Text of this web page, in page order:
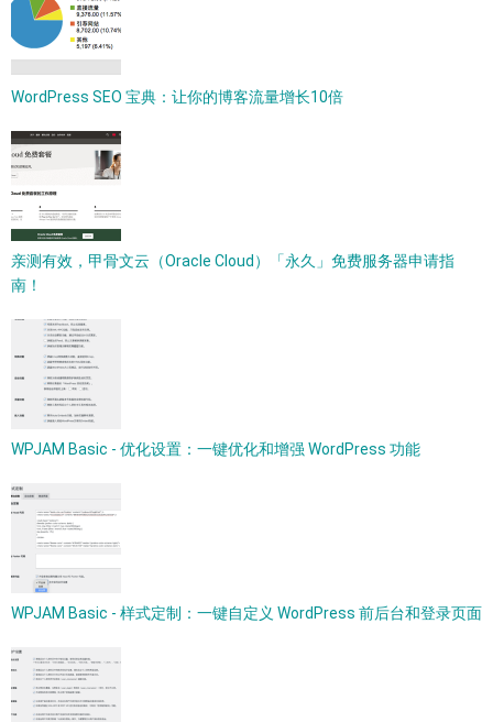
WordPress SEO 宝典：让你的博客流量增长10倍
亲测有效，甲骨文云（Oracle Cloud）「永久」免费服务器申请指
南！
WPJAM Basic - 优化设置：一键优化和增强 WordPress 功能
WPJAM Basic - 样式定制：一键自定义 WordPress 前后台和登录页面